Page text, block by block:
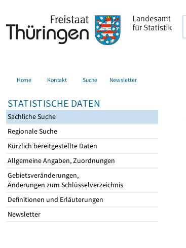
Home Kontakt Suche Newsletter
STATISTISCHE DATEN
Sachliche Suche
Regionale Suche
Kürzlich bereitgestellte Daten
Allgemeine Angaben, Zuordnungen
Gebietsveränderungen,
Änderungen zum Schlüsselverzeichnis
Definitionen und Erläuterungen
Newsletter